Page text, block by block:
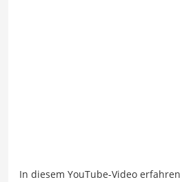
In diesem YouTube-Video